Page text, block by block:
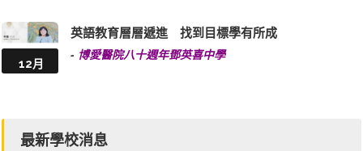
12月
英語教育層層遞進 找到目標學有所成
- 博愛醫院八十週年鄧英喜中學
最新學校消息